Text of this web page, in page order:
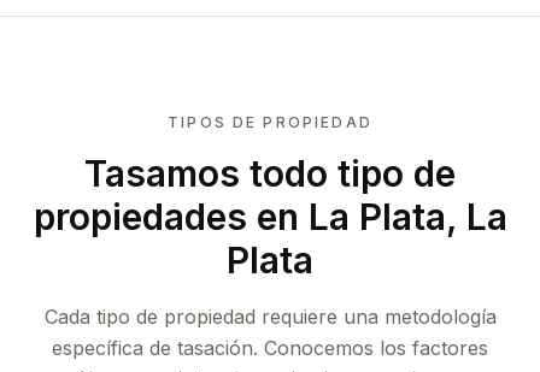
TIPOS DE PROPIEDAD
Tasamos todo tipo de
propiedades en La Plata, La
Plata
Cada tipo de propiedad requiere una metodología
específica de tasación. Conocemos los factores